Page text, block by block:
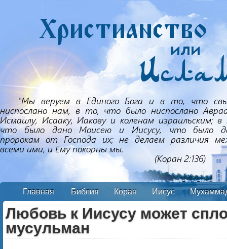
Главная Библия Коран Иисус
Любовь к Иисусу может
мусульман